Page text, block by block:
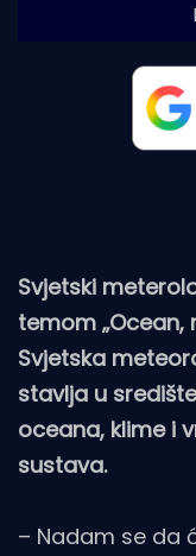
Svjetski
temom „Ocean,
Svjetska
stavlja u
oceana, klime i
sustava.
– Nadam se da